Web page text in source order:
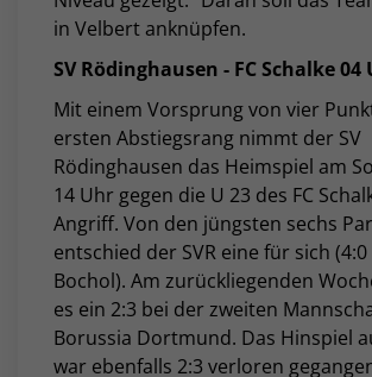
in Velbert anknüpfen.
SV Rödinghausen - FC Schalke 04
Mit einem Vorsprung von vier
ersten Abstiegsrang nimmt der SV
Rödinghausen das Heimspiel am
14 Uhr gegen die U 23 des FC
Angriff. Von den jüngsten sechs
entschied der SVR eine für sich (4:0
Bochol). Am zurückliegenden
es ein 2:3 bei der zweiten
Borussia Dortmund. Das Hinspiel
war ebenfalls 2:3 verloren